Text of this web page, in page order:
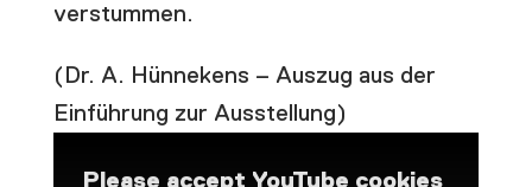
verstummen.
(Dr. A. Hünnekens – Auszug aus der
Einführung zur Ausstellung)
Please accept YouTube cookies